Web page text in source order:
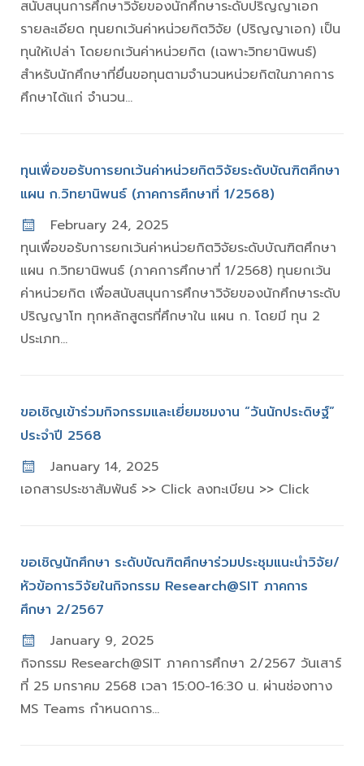
สนับสนุนการศึกษาวิจัยของนักศึกษาระดับปริญญาเอก
รายละเอียด ทุนยกเว้นค่าหน่วยกิตวิจัย (ปริญญาเอก) เป็น
ทุนให้เปล่า โดยยกเว้นค่าหน่วยกิต (เฉพาะวิทยานิพนธ์)
สำหรับนักศึกษาที่ยื่นขอทุนตามจำนวนหน่วยกิตในภาคการ
ศึกษาได้แก่ จำนวน...
ทุนเพื่อขอรับการยกเว้นค่าหน่วยกิตวิจัยระดับบัณฑิตศึกษา
แผน ก.วิทยานิพนธ์ (ภาคการศึกษาที่ 1/2568)
February 24, 2025
ทุนเพื่อขอรับการยกเว้นค่าหน่วยกิตวิจัยระดับบัณฑิตศึกษา
แผน ก.วิทยานิพนธ์ (ภาคการศึกษาที่ 1/2568) ทุนยกเว้น
ค่าหน่วยกิต เพื่อสนับสนุนการศึกษาวิจัยของนักศึกษาระดับ
ปริญญาโท ทุกหลักสูตรที่ศึกษาใน แผน ก. โดยมี ทุน 2
ประเภท...
ขอเชิญเข้าร่วมกิจกรรมและเยี่ยมชมงาน “วันนักประดิษฐ์”
ประจำปี 2568
January 14, 2025
เอกสารประชาสัมพันธ์ >> Click ลงทะเบียน >> Click
ขอเชิญนักศึกษา ระดับบัณฑิตศึกษาร่วมประชุมแนะนำวิจัย/
หัวข้อการวิจัยในกิจกรรม Research@SIT ภาคการ
ศึกษา 2/2567
January 9, 2025
กิจกรรม Research@SIT ภาคการศึกษา 2/2567 วันเสาร์
ที่ 25 มกราคม 2568 เวลา 15:00-16:30 น. ผ่านช่องทาง
MS Teams กำหนดการ...